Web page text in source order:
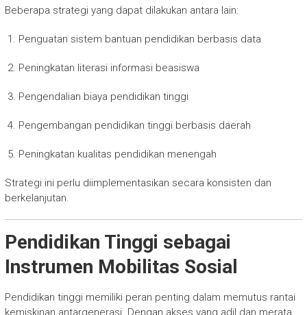
Beberapa strategi yang dapat dilakukan antara lain:
Penguatan sistem bantuan pendidikan berbasis data
Peningkatan literasi informasi beasiswa
Pengendalian biaya pendidikan tinggi
Pengembangan pendidikan tinggi berbasis daerah
Peningkatan kualitas pendidikan menengah
Strategi ini perlu diimplementasikan secara konsisten dan
berkelanjutan.
Pendidikan Tinggi sebagai
Instrumen Mobilitas Sosial
Pendidikan tinggi memiliki peran penting dalam memutus rantai
kemiskinan antargenerasi. Dengan akses yang adil dan merata,